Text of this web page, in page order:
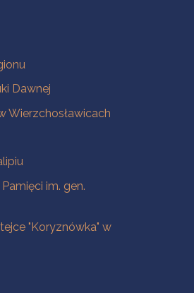
Dawnej
Wierzchosławicach
im. gen.
"Koryznówka" w